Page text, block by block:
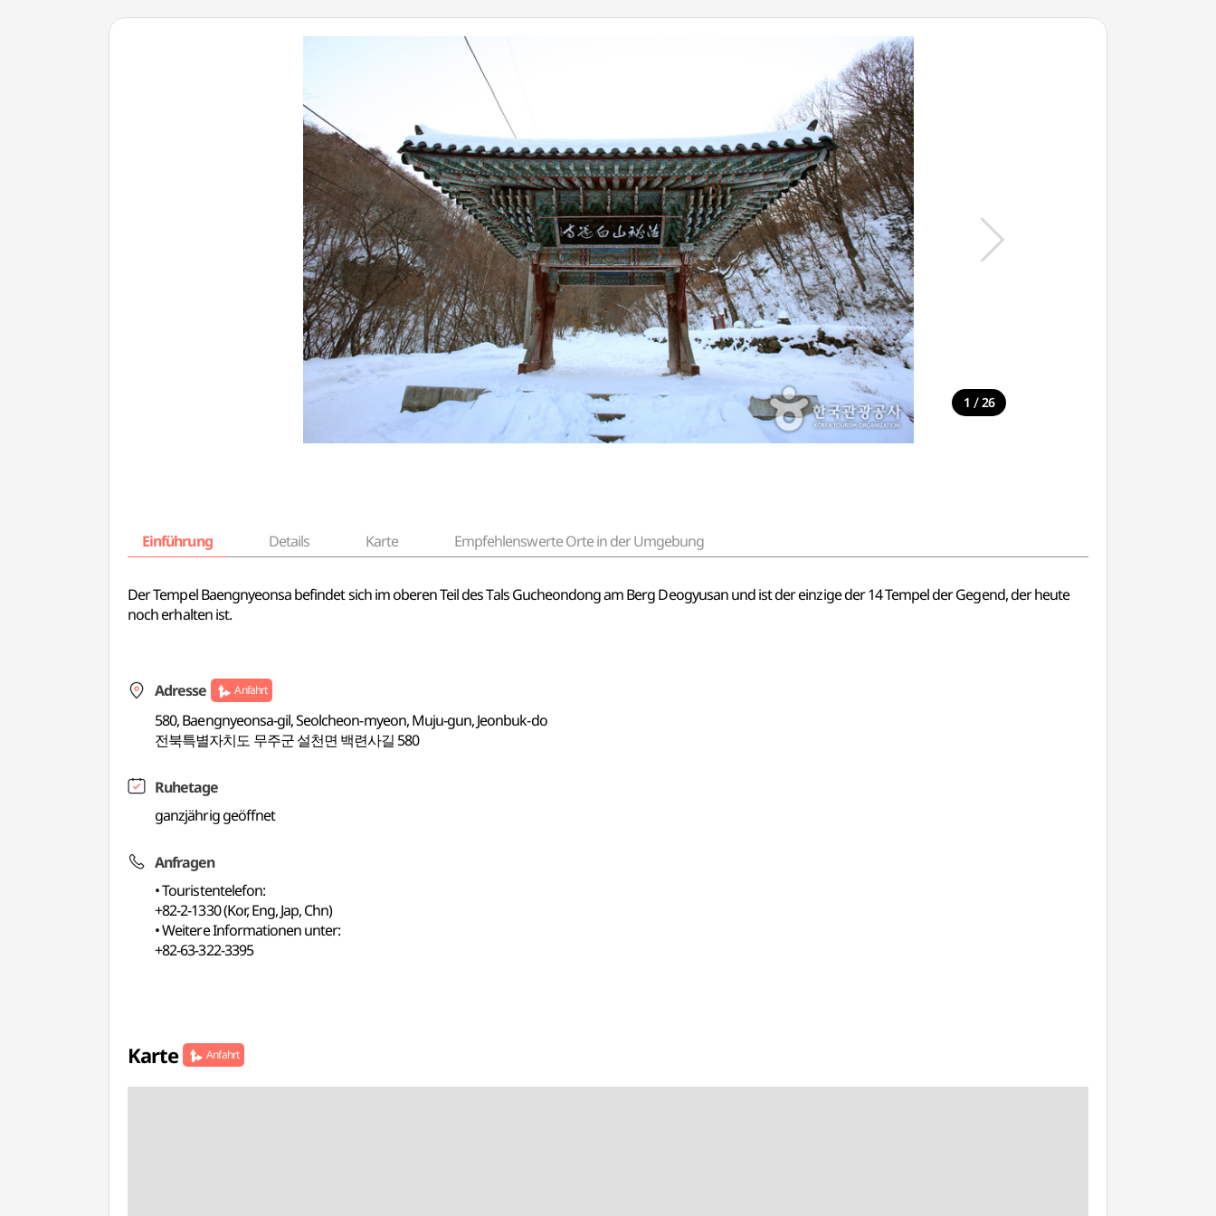
1 / 26
Einführung Details Karte Empfehlenswerte Orte in der Umgebung
Der Tempel Baengnyeonsa befindet sich im oberen Teil des Tals Gucheondong am Berg Deogyusan und ist der einzige der 14 Tempel der Gegend, der heute
noch erhalten ist.
Adresse Anfahrt
580, Baengnyeonsa-gil, Seolcheon-myeon, Muju-gun, Jeonbuk-do
전북특별자치도 무주군 설천면 백련사길 580
Ruhetage
ganzjährig geöffnet
Anfragen
• Touristentelefon:
+82-2-1330 (Kor, Eng, Jap, Chn)
• Weitere Informationen unter:
+82-63-322-3395
Karte Anfahrt